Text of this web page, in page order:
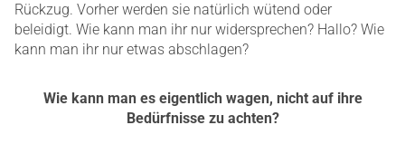
Rückzug. Vorher werden sie natürlich wütend oder
beleidigt. Wie kann man ihr nur widersprechen? Hallo? Wie
kann man ihr nur etwas abschlagen?
Wie kann man es eigentlich wagen, nicht auf ihre
Bedürfnisse zu achten?